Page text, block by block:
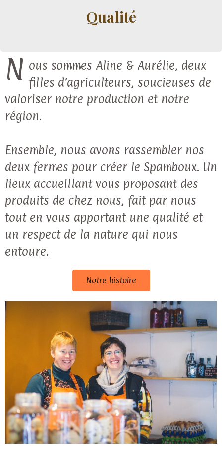
Qualité
N ous sommes Aline & Aurélie, deux
filles d’agriculteurs, soucieuses de
valoriser notre production et notre
région.
Ensemble, nous avons rassembler nos
deux fermes pour créer le Spamboux. Un
lieux accueillant vous proposant des
produits de chez nous, fait par nous
tout en vous apportant une qualité et
un respect de la nature qui nous
entoure.
Notre histoire